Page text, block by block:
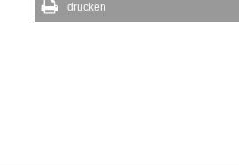
drucken